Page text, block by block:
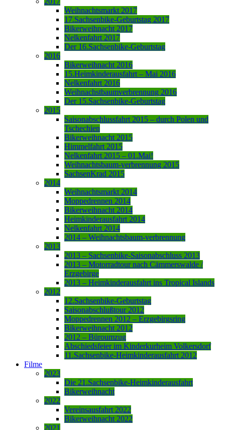
Weihnachtsmarkt 2017
17.Sachsenbike-Geburtstag 2017
Bikerweihnacht 2017
Nelkenfahrt 2017
Der 16.Sachsenbike-Geburtstag
2016
Bikerweihnacht 2016
15.Heimkinderausfahrt – Mai 2016
Nelkenfahrt 2016
Weihnachstbaumverbrennung 2016
Der 15.Sachsenbike-Geburtstag
2015
Saisonabschlussfahrt 2015 – durch Polen und
Tschechien
Bikerweihnacht 2015
Himmelfahrt 2015
Nelkenfahrt 2015 – 01.Mai!
Weihnachtsbaum-verbrennung 2015
SachsenKrad 2015
2014
Weihnachtsmarkt 2014
Moppedrennen 2014
Bikerweihnacht 2014
Heimkinderausfahrt 2014
Nelkenfahrt 2014
2014 – Weihnachtsbaum-verbrennung
2013
2013 – Sachsenbike-Saisonabschluss 2013
2013 – Motorradtour nach Cämmerswalde /
Erzgebirge
2013 – Heimkinderausfahrt ins Tropical Islands
2012
12.Sachsenbike-Geburtstag
Saisonabschlußtour 2012
Moppedrennen 2012 – Erzgebirgsring
Bikerweihnacht 2012
2012 – Büroumzug
Abschiedsfeier im Kinderkurheim Volkersdorf
11.Sachsenbike-Heimkinderausfahrt 2012
Filme
2023
Die 21.Sachsenbike-Heimkinderausfahrt
Bikerweihnacht
2022
Vereinsausfahrt 2022
Bikerweihnacht 2022
2021